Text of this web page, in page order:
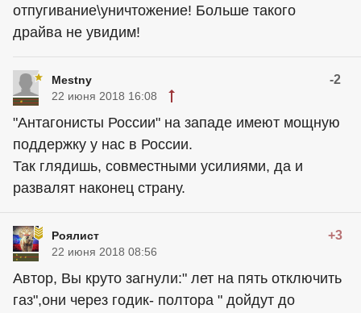
отпугивание\уничтожение! Больше такого
драйва не увидим!
Mestny -2
22 июня 2018 16:08
"Антагонисты России" на западе имеют мощную
поддержку у нас в России.
Так глядишь, совместными усилиями, да и
развалят наконец страну.
Роялист +3
22 июня 2018 08:56
Автор, Вы круто загнули:" лет на пять отключить
газ",они через годик- полтора " дойдут до